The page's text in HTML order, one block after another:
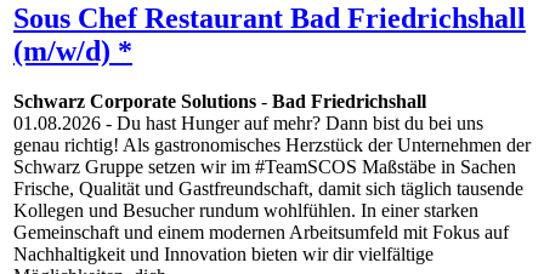
Sous Chef Restaurant Bad Friedrichshall
(m/w/d) *
Schwarz Corporate Solutions - Bad Friedrichshall
01.08.2026 - Du hast Hunger auf mehr? Dann bist du bei uns
genau richtig! Als gastronomisches Herzstück der Unternehmen der
Schwarz Gruppe setzen wir im #TeamSCOS Maßstäbe in Sachen
Frische, Qualität und Gastfreundschaft, damit sich täglich tausende
Kollegen und Besucher rundum wohlfühlen. In einer starken
Gemeinschaft und einem modernen Arbeitsumfeld mit Fokus auf
Nachhaltigkeit und Innovation bieten wir dir vielfältige